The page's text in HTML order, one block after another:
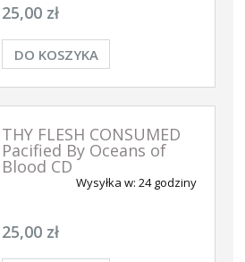
25,00 zł
DO KOSZYKA
THY FLESH CONSUMED
Pacified By Oceans of
Blood CD
Wysyłka w: 24 godziny
25,00 zł